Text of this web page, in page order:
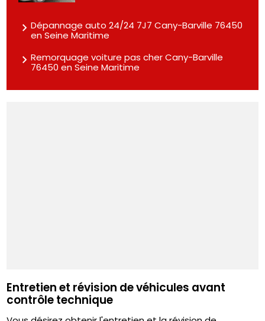
Dépannage auto 24/24 7J7 Cany-Barville 76450
en Seine Maritime
Remorquage voiture pas cher Cany-Barville
76450 en Seine Maritime
Entretien et révision de véhicules avant
contrôle technique